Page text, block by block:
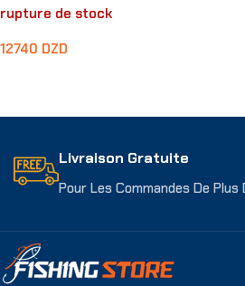
rupture de stock
12740 DZD
Livraison Gratuite
Pour Les Commandes De Plus